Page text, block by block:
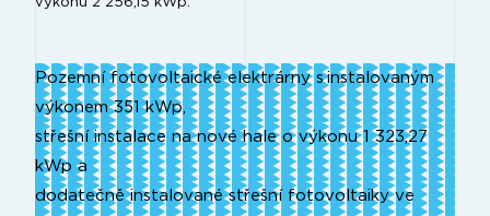
výkonu 2 256,15 kWp:
Pozemní fotovoltaické elektrárny s instalovaným
výkonem 351 kWp,
střešní instalace na nové hale o výkonu 1 323,27
kWp a
dodatečně instalované střešní fotovoltaiky ve